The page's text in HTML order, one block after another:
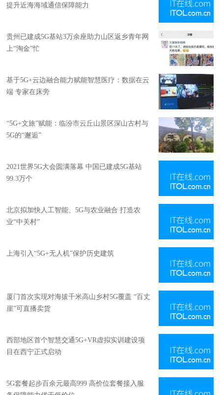
提升近海海域通信保障能力
贵州已建成5G基站3万余座助力山区返乡青年网
上“淘金”忙
基于5G+云边融合能力赋能智慧医疗：数据在云
端 专家在床旁
“5G+文旅”赋能：临汾市云丘山景区深山古村与
5G的“邂逅”
2021世界5G大会圆满落幕 中国已建成5G基站
99.3万个
北京拟加快人工智能、5G与农业融合 打造农
业“中关村”
上海引入“5G+无人机”保护历史建筑
厦门首次实现对海拔千米高山乡村5G覆盖 “百丈
崖”可直播卖货
西部地区首个智慧交通5G+VR虚拟实训建设项
目在西宁正式启动
5G套餐起步百余元最高999 高价位套餐接入服